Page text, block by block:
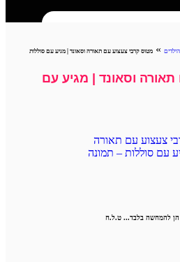
» מטוס קרבי צעצוע עם תאורה וסאונד | מגיע עם סוללות
וסאונד | מגיע עם
הן להמחשה בלבד... ט.ל.ח